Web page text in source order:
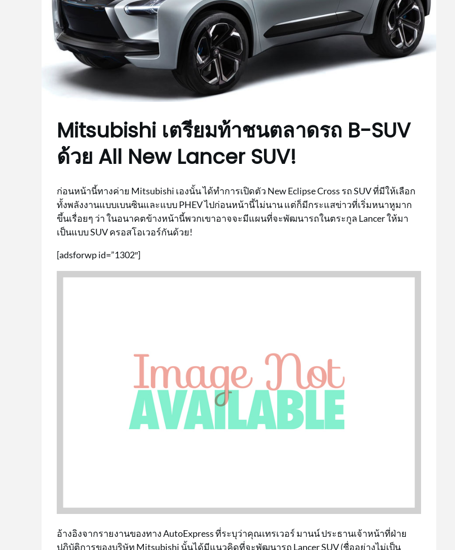
Mitsubishi เตรียมท้าชนตลาดรถ B-SUV
ด้วย All New Lancer SUV!
ก่อนหน้านี้ทางค่าย Mitsubishi เองนั้น ได้ทำการเปิดตัว New Eclipse Cross รถ SUV ที่มีให้เลือก
ทั้งพลังงานแบบเบนซินและแบบ PHEV ไปก่อนหน้านี้ไม่นาน แต่ก็มีกระแสข่าวที่เริ่มหนาหูมาก
ขึ้นเรื่อยๆ ว่า ในอนาคตข้างหน้านี้พวกเขาอาจจะมีแผนที่จะพัฒนารถในตระกูล Lancer ให้มา
เป็นแบบ SUV ครอสโอเวอร์กันด้วย!
[adsforwp id=”1302″]
อ้างอิงจากรายงานของทาง AutoExpress ที่ระบุว่าคุณเทรเวอร์ มานน์ ประธานเจ้าหน้าที่ฝ่าย
ปฏิบัติการของบริษัท Mitsubishi นั้นได้มีแนวคิดที่จะพัฒนารถ Lancer SUV (ชื่ออย่างไม่เป็น